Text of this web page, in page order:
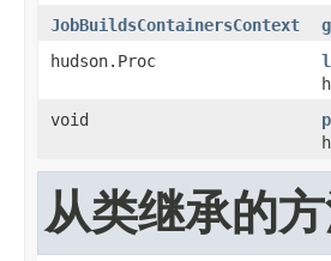
JobBuildsContainersContext
hudson.Proc
void
从类继承的